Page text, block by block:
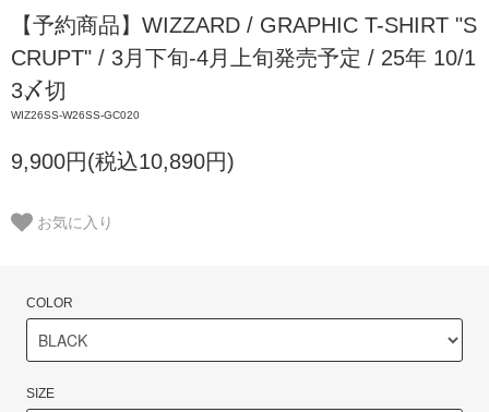
【予約商品】WIZZARD / GRAPHIC T-SHIRT "S
CRUPT" / 3月下旬-4月上旬発売予定 / 25年 10/1
3〆切
WIZ26SS-W26SS-GC020
9,900円(税込10,890円)
お気に入り
COLOR
SIZE